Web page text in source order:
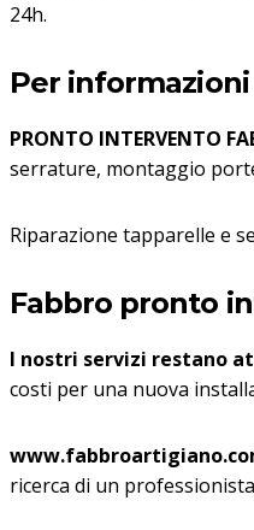
24h.
Per informazioni
PRONTO INTERVENTO
serrature, montaggio
Riparazione tapparelle e
Fabbro pronto
I nostri servizi restano
costi per una nuova
ricerca di un